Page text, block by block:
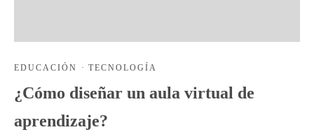
EDUCACIÓN · TECNOLOGÍA
¿Cómo diseñar un aula virtual de
aprendizaje?